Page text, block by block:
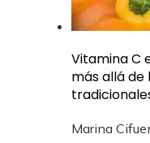
Vitamina C
más allá
Marina